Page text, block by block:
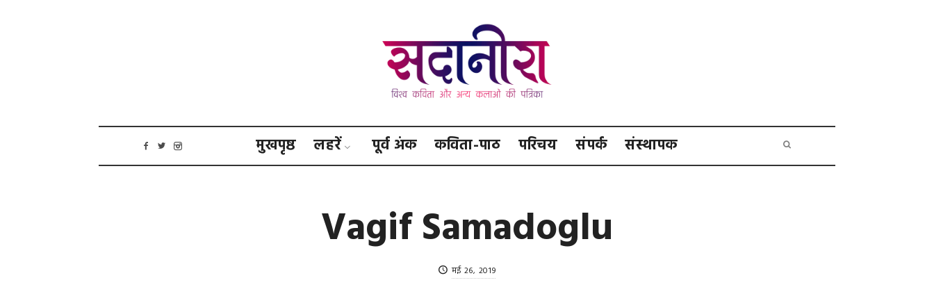
मुखपृष्ठ लहरें पूर्व अंक कविता-पाठ परिचय संपर्क संस्थापक
Vagif Samadoglu
मई 26, 2019